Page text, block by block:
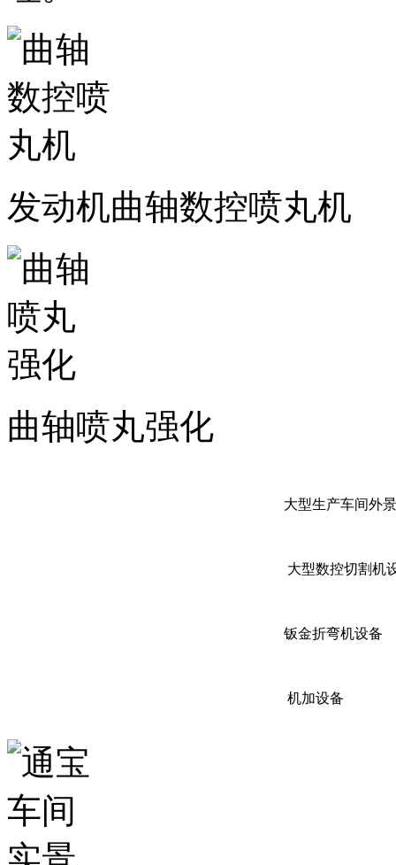
发动机曲轴数控喷丸机
曲轴喷丸强化
大型生产车间外
大型数控切割机
钣金折弯机设备
机加设备